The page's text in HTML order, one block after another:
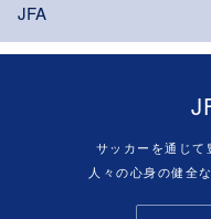
JFA
サッカーを通じて
人々の心身の健全